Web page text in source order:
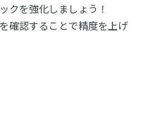
クを強化しましょう！
確認することで精度を上げ